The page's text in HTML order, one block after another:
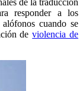
responder a los
cuando se
deviolencia de